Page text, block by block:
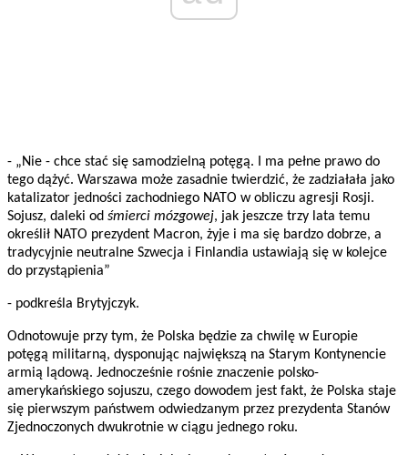
- „Nie - chce stać się samodzielną potęgą. I ma pełne prawo do
tego dążyć. Warszawa może zasadnie twierdzić, że zadziałała jako
katalizator jedności zachodniego NATO w obliczu agresji Rosji.
Sojusz, daleki od śmierci mózgowej, jak jeszcze trzy lata temu
określił NATO prezydent Macron, żyje i ma się bardzo dobrze, a
tradycyjnie neutralne Szwecja i Finlandia ustawiają się w kolejce
do przystąpienia”
- podkreśla Brytyjczyk.
Odnotowuje przy tym, że Polska będzie za chwilę w Europie
potęgą militarną, dysponując największą na Starym Kontynencie
armią lądową. Jednocześnie rośnie znaczenie polsko-
amerykańskiego sojuszu, czego dowodem jest fakt, że Polska staje
się pierwszym państwem odwiedzanym przez prezydenta Stanów
Zjednoczonych dwukrotnie w ciągu jednego roku.